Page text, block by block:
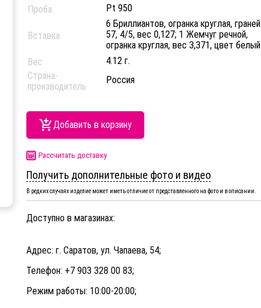
Проба
Pt 950
Вставка
6 Бриллиантов, огранка круглая, граней
57, 4/5, вес 0,127; 1 Жемчуг речной,
огранка круглая, вес 3,371, цвет белый
Вес
4.12 г.
Страна-
производитель
Россия
Добавить в корзину
Рассчитать доставку
Получить дополнительные фото и видео
В редких случаях изделие может иметь отличие от представленного на фото и в описании.
Доступно в магазинах:
Адрес: г. Саратов, ул. Чапаева, 54;
Телефон: +7 903 328 00 83;
Режим работы: 10:00-20:00;